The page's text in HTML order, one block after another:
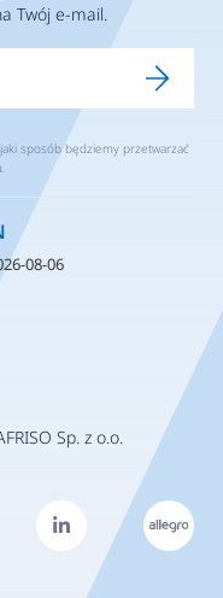
Sp. z o.o.
Twój e-mail.
sposób będziemy przetwarzać
08-06